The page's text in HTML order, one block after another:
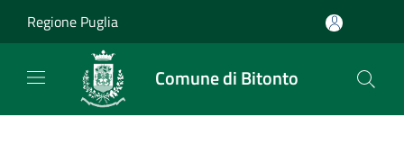
Regione Puglia
Comune di Bitonto